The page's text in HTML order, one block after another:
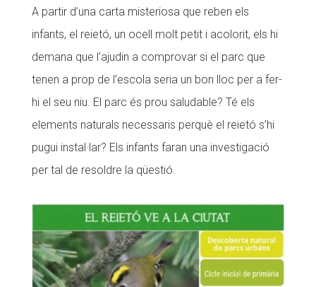
A partir d’una carta misteriosa que reben els
infants, el reietó, un ocell molt petit i acolorit, els hi
demana que l’ajudin a comprovar si el parc que
tenen a prop de l’escola seria un bon lloc per a fer-
hi el seu niu. El parc és prou saludable? Té els
elements naturals necessaris perquè el reietó s’hi
pugui instal·lar? Els infants faran una investigació
per tal de resoldre la qüestió.